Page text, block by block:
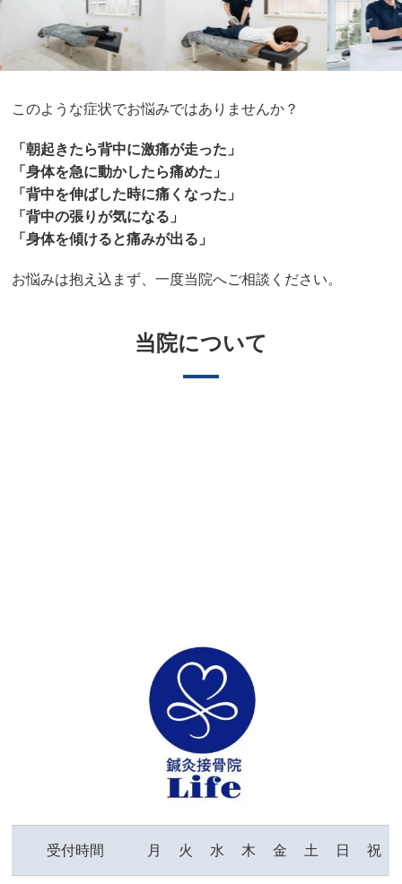
このような症状でお悩みではありませんか？
「朝起きたら背中に激痛が走った」
「身体を急に動かしたら痛めた」
「背中を伸ばした時に痛くなった」
「背中の張りが気になる」
「身体を傾けると痛みが出る」
お悩みは抱え込まず、一度当院へご相談ください。
当院について
受付時間 月 火 水 木 金 土 日 祝